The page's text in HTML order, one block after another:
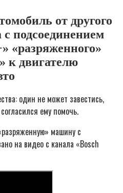
от другого
подсоединением
«разряженного»
к двигателю
один не может завестись,
ему помочь.
машину с
на видео с канала «Bosch